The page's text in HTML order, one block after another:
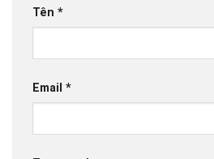
Tên *
Email *